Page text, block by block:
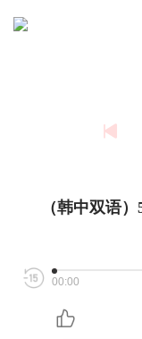
（韩中双语
00:00